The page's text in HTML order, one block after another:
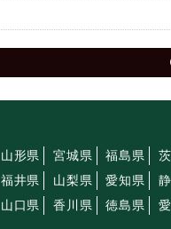
山形県 宮城県 福島県
福井県 山梨県 愛知県
山口県 香川県 徳島県